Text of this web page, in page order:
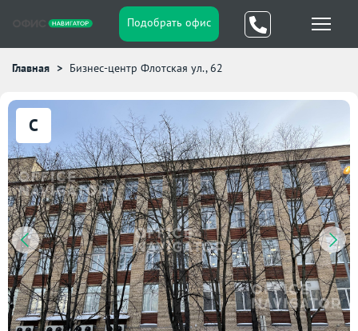
Подобрать офис
Главная Бизнес-центр Флотская ул., 62
C